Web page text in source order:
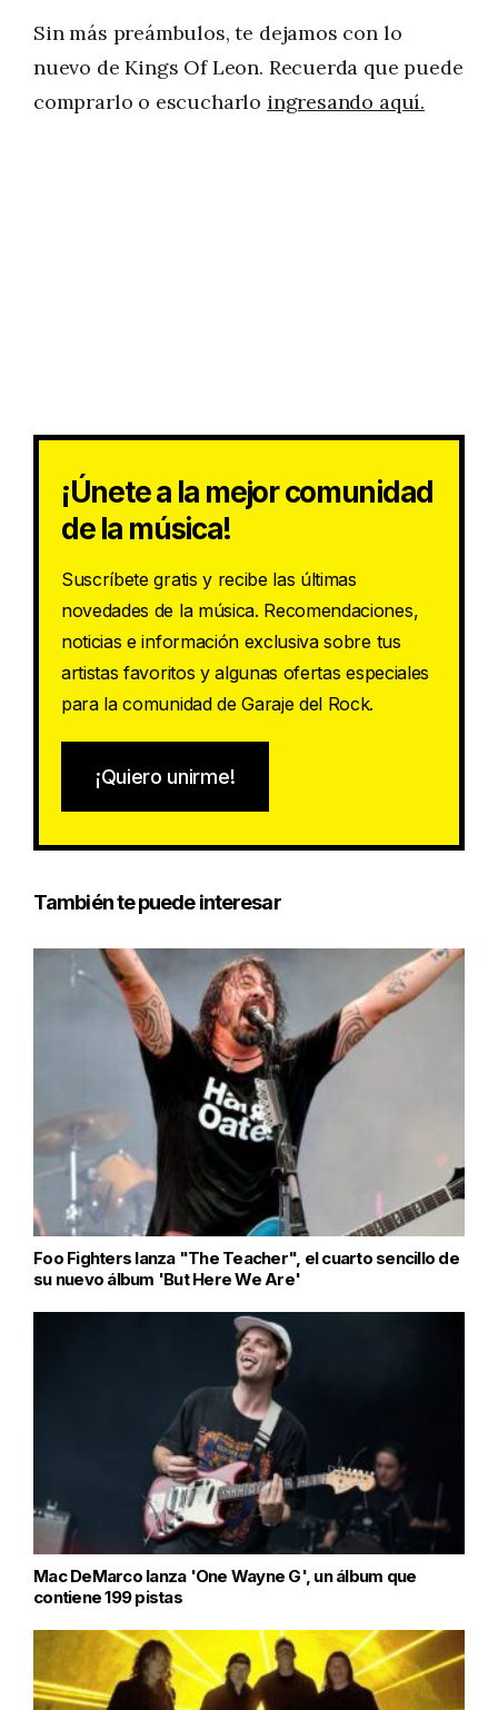
Sin más preámbulos, te dejamos con lo
nuevo de Kings Of Leon. Recuerda que puede
comprarlo o escucharlo ingresando aquí.
¡Únete a la mejor comunidad
de la música!
Suscríbete gratis y recibe las últimas
novedades de la música. Recomendaciones,
noticias e información exclusiva sobre tus
artistas favoritos y algunas ofertas especiales
para la comunidad de Garaje del Rock.
¡Quiero unirme!
También te puede interesar
Foo Fighters lanza "The Teacher", el cuarto sencillo de
su nuevo álbum 'But Here We Are'
Mac DeMarco lanza 'One Wayne G', un álbum que
contiene 199 pistas